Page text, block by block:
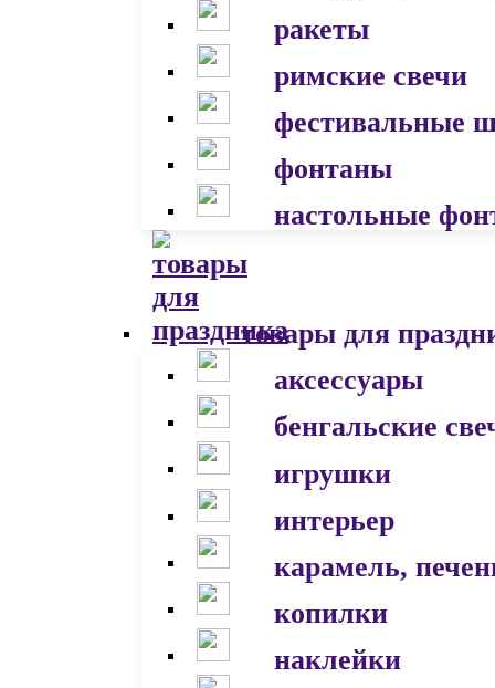
ракеты
римские свечи
фестивальные
фонтаны
настольные
товары для
аксессуары
бенгальские
игрушки
интерьер
карамель,
копилки
наклейки